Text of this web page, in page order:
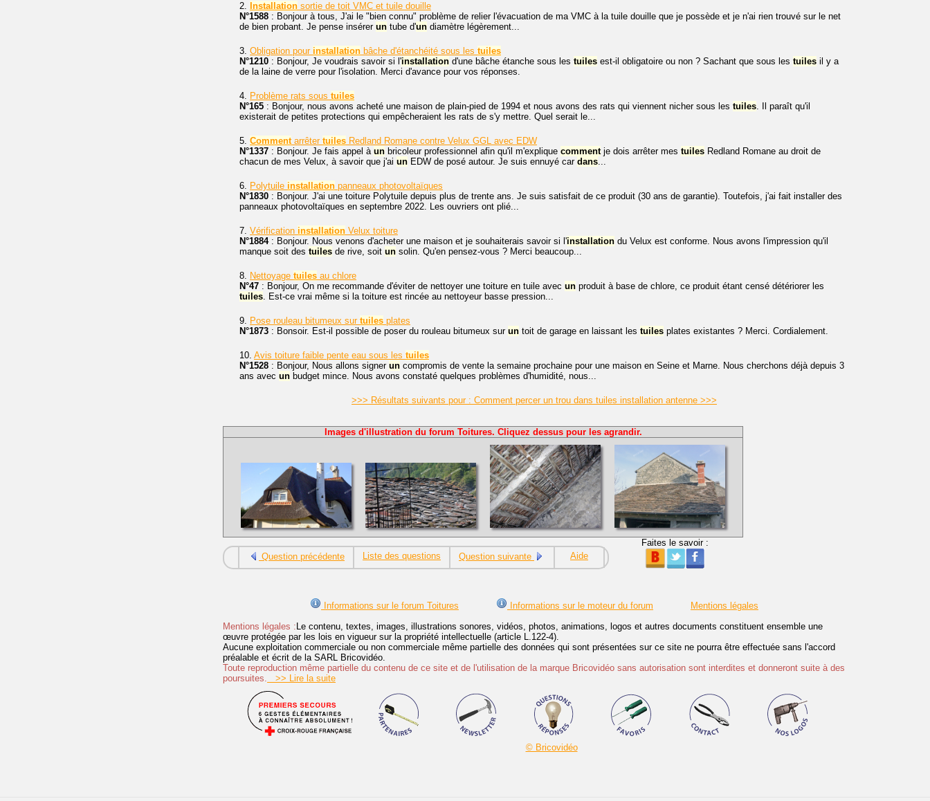
2. Installation sortie de toit VMC et tuile douille
N°1588 : Bonjour à tous, J'ai le "bien connu" problème de relier l'évacuation de ma VMC à la tuile douille que je possède et je n'ai rien trouvé sur le net
de bien probant. Je pense insérer un tube d'un diamètre légèrement...
3. Obligation pour installation bâche d'étanchéité sous les tuiles
N°1210 : Bonjour, Je voudrais savoir si l'installation d'une bâche étanche sous les tuiles est-il obligatoire ou non ? Sachant que sous les tuiles il y a
de la laine de verre pour l'isolation. Merci d'avance pour vos réponses.
4. Problème rats sous tuiles
N°165 : Bonjour, nous avons acheté une maison de plain-pied de 1994 et nous avons des rats qui viennent nicher sous les tuiles. Il paraît qu'il
existerait de petites protections qui empêcheraient les rats de s'y mettre. Quel serait le...
5. Commentarrêter tuiles Redland Romane contre Velux GGL avec EDW
N°1337 : Bonjour. Je fais appel à un bricoleur professionnel afin qu'il m'explique commentje dois arrêter mes tuiles Redland Romane au droit de
chacun de mes Velux, à savoir que j'ai un EDW de posé autour. Je suis ennuyé car dans...
6. Polytuile installation panneaux photovoltaïques
N°1830 : Bonjour. J'ai une toiture Polytuile depuis plus de trente ans. Je suis satisfait de ce produit (30 ans de garantie). Toutefois, j'ai fait installer des
panneaux photovoltaïques en septembre 2022. Les ouvriers ont plié...
7. Vérification installation Velux toiture
N°1884: Bonjour. Nous venons d'acheter une maison et je souhaiterais savoir si l'installation du Velux est conforme. Nous avons l'impression qu'il
manque soit des tuiles de rive, soit un solin. Qu'en pensez-vous ? Merci beaucoup...
8. Nettoyage tuiles au chlore
N°47 : Bonjour, On me recommande d'éviter de nettoyer une toiture en tuile avec un produit à base de chlore, ce produit étant censé détériorer les
tuiles. Est-ce vrai même si la toiture est rincée au nettoyeur basse pression...
9. Pose rouleau bitumeux sur tuiles plates
N°1873 : Bonsoir. Est-il possible de poser du rouleau bitumeux sur un toit de garage en laissant les tuiles plates existantes ? Merci. Cordialement.
10. Avis toiture faible pente eau sous les tuiles
N°1528 : Bonjour, Nous allons signer un compromis de vente la semaine prochaine pour une maison en Seine et Marne. Nous cherchons déjà depuis 3
ans avec un budget mince. Nous avons constaté quelques problèmes d'humidité, nous...
>>> Résultats suivants pour : Comment percer un trou dans tuiles installation antenne >>>
Images d'illustration du forum Toitures. Cliquez dessus pour les agrandir.
Question précédente Liste des questions Question suivante Aide
Faites le savoir :
Informations sur le forum Toitures Informations sur le moteur du forum
Mentions légales
Mentions légales : Le contenu, textes, images, illustrations sonores, vidéos, photos, animations, logos et autres documents constituent ensemble une
œuvre protégée par les lois en vigueur sur la propriété intellectuelle (article L.122-4).
Aucune exploitation commerciale ou non commerciale même partielle des données qui sont présentées sur ce site ne pourra être effectuée sans l'accord
préalable et écrit de la SARL Bricovidéo.
Toute reproduction même partielle du contenu de ce site et de l'utilisation de la marque Bricovidéo sans autorisation sont interdites et donneront suite à des
poursuites. >> Lire la suite
© Bricovidéo